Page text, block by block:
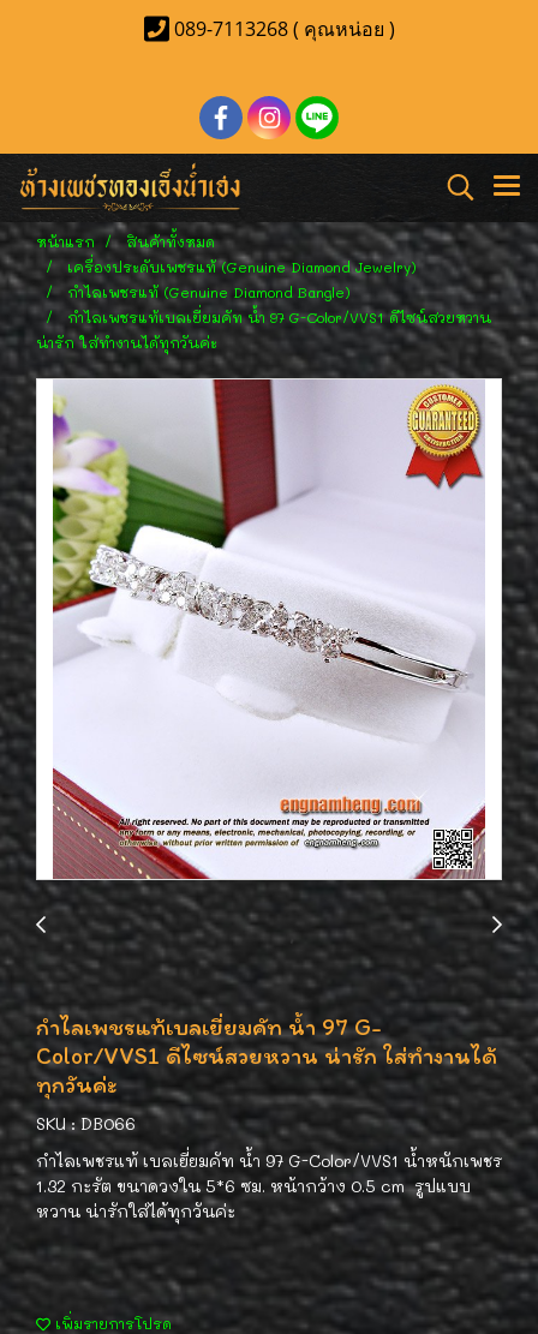
089-7113268 ( คุณหน่อย )
หน้าแรก
สินค้าทั้งหมด
เครื่องประดับเพชรแท้ (Genuine Diamond Jewelry)
กำไลเพชรแท้ (Genuine Diamond Bangle)
กำไลเพชรแท้เบลเยี่ยมคัท น้ำ 97 G-Color/VVS1 ดีไซน์สวยหวาน
น่ารัก ใส่ทำงานได้ทุกวันค่ะ
กำไลเพชรแท้เบลเยี่ยมคัท น้ำ 97 G-
Color/VVS1 ดีไซน์สวยหวาน น่ารัก ใส่ทำงานได้
ทุกวันค่ะ
SKU : DB066
กำไลเพชรแท้ เบลเยี่ยมคัท น้ำ 97 G-Color/VVS1 น้ำหนักเพชร
1.32 กะรัต ขนาดวงใน 5*6 ซม. หน้ากว้าง 0.5 cm รูปแบบ
หวาน น่ารักใส่ได้ทุกวันค่ะ
เพิ่มรายการโปรด